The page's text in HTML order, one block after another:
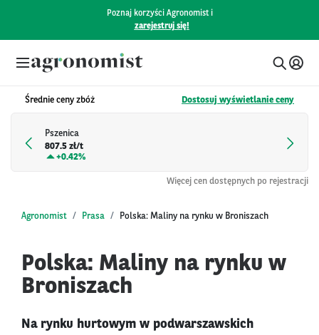
Poznaj korzyści Agronomist i
zarejestruj się!
Średnie ceny zbóż Dostosuj wyświetlanie ceny
Pszenica
807.5 zł/t
+0.42%
Więcej cen dostępnych po rejestracji
Agronomist Prasa Polska: Maliny na rynku w Broniszach
Polska: Maliny na rynku w
Broniszach
Na rynku hurtowym w podwarszawskich